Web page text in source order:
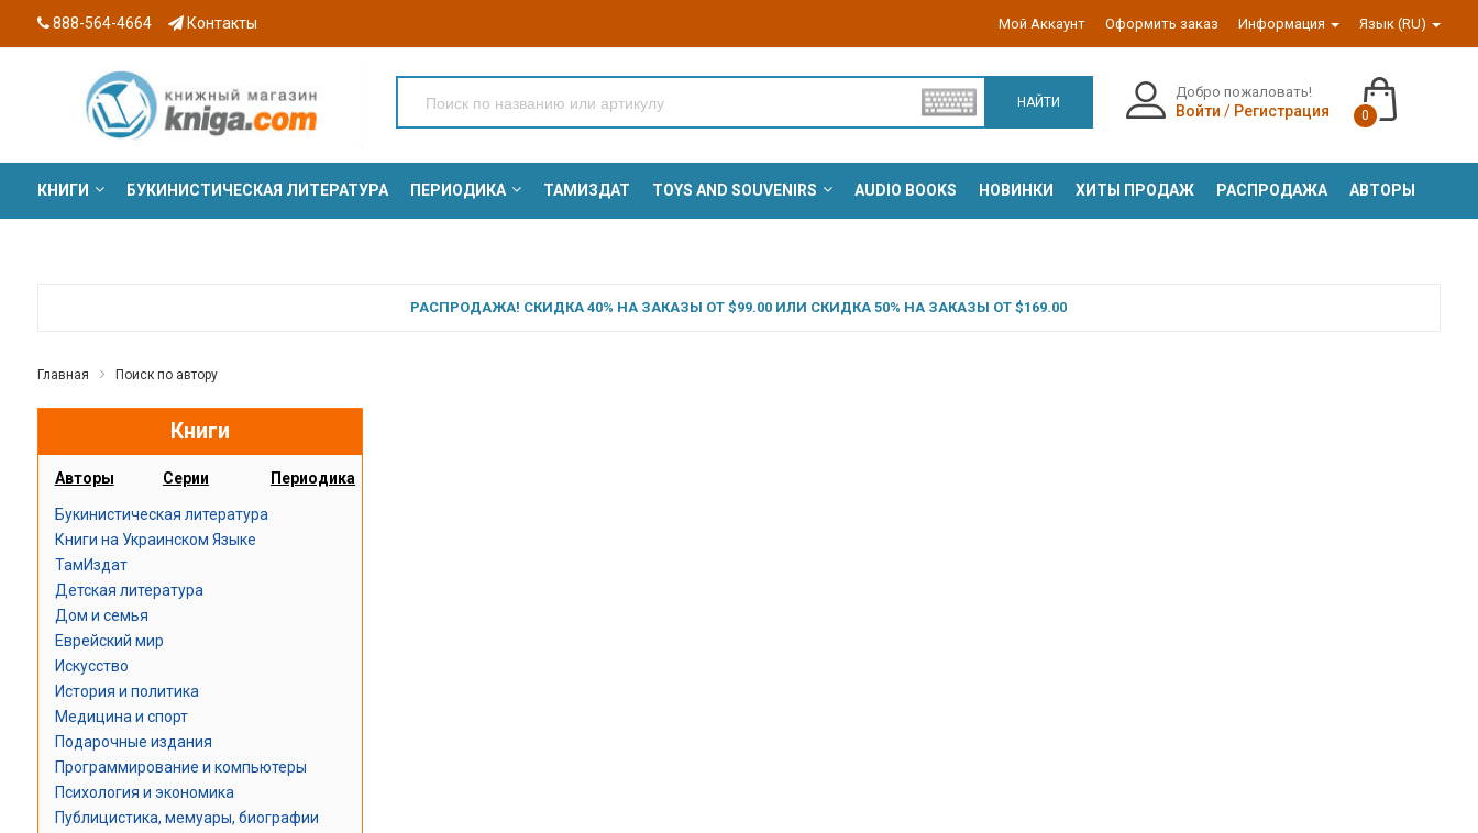
888-564-4664 Контакты Мой Аккаунт Оформить заказ Информация Язык (RU)
НАЙТИ
Добро пожаловать!
Войти / Регистрация 0
КНИГИ БУКИНИСТИЧЕСКАЯ ЛИТЕРАТУРА ПЕРИОДИКА ТАМИЗДАТ TOYS AND SOUVENIRS AUDIO BOOKS НОВИНКИ ХИТЫ ПРОДАЖ РАСПРОДАЖА АВТОРЫ
РАСПРОДАЖА! СКИДКА 40% НА ЗАКАЗЫ ОТ $99.00 ИЛИ СКИДКА 50% НА ЗАКАЗЫ ОТ $169.00
Главная Поиск по автору
Книги
Авторы Серии Периодика
Букинистическая литература
Книги на Украинском Языке
ТамИздат
Детская литература
Дом и семья
Еврейский мир
Искусство
История и политика
Медицина и спорт
Подарочные издания
Программирование и компьютеры
Психология и экономика
Публицистика, мемуары, биографии